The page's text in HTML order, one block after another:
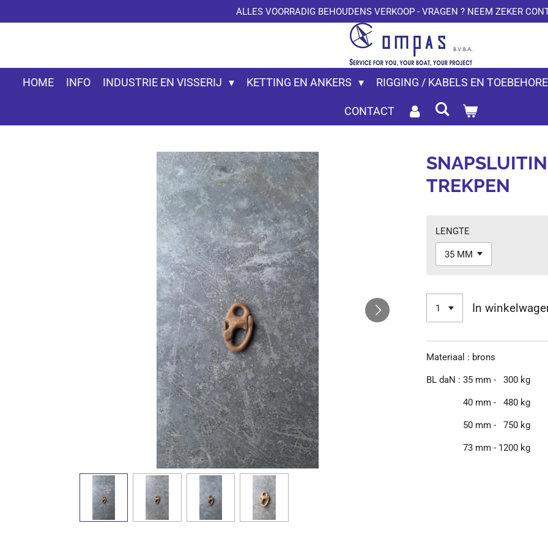
direct
hoofdinhoud
ALLES VOORRADIG BEHOUDENS VERKOOP - VRAGEN ? NEEM ZEKER
HOME INFO INDUSTRIE EN VISSERIJ KETTING EN ANKERS RIGGING / KABELS EN
CONTACT
TREKPEN
LENGTE
In
Materiaal : brons
BL daN : 35 mm - 300 kg
40 mm - 480 kg
50 mm - 750 kg
73 mm - 1200 kg